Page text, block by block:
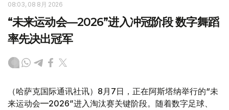
08:03, 08 8月 2026
“未来运动会—2026”进入冲冠阶段 数字舞蹈
率先决出冠军
（哈萨克国际通讯社讯）8月7日，正在阿斯塔纳举行的“未
来运动会—2026”进入淘汰赛关键阶段。随着数字足球、